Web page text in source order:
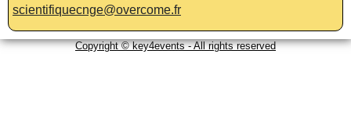
scientifiquecnge@overcome.fr
Copyright © key4events - All rights reserved